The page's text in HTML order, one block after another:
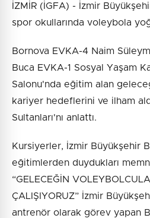
İZMİR (İGFA) - İzmir
spor okullarında voleybola
Bornova EVKA-4 Naim
Buca EVKA-1 Sosyal Yaşam
Salonu'nda eğitim alan
kariyer hedeflerini ve ilham
Sultanları'nı anlattı.
Kursiyerler, İzmir Büyükşehir
eğitimlerden duydukları
“GELECEĞİN
ÇALIŞIYORUZ” İzmir
antrenör olarak görev yapan